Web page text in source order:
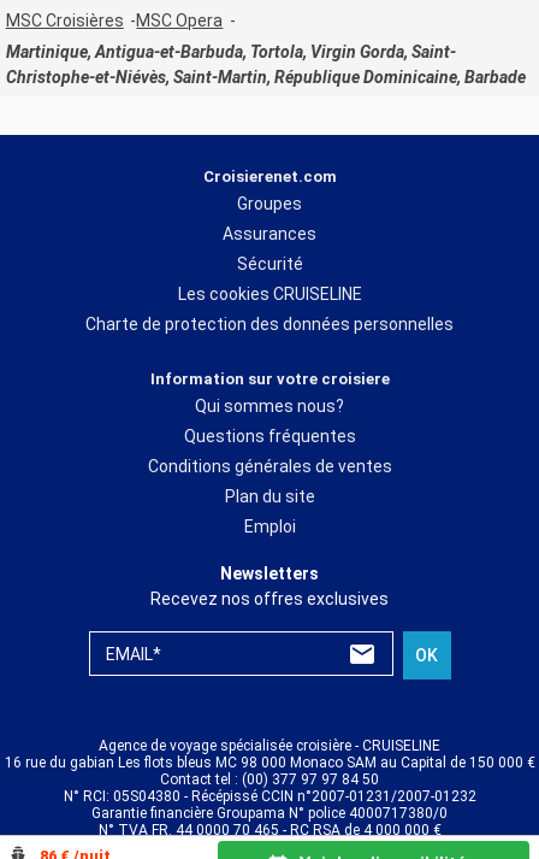
MSC Croisières
MSC Opera
Martinique, Antigua-et-Barbuda, Tortola, Virgin Gorda, Saint-
Christophe-et-Niévès, Saint-Martin, République Dominicaine, Barbade
Croisierenet.com
Groupes
Assurances
Sécurité
Les cookies CRUISELINE
Charte de protection des données personnelles
Information sur votre croisiere
Qui sommes nous?
Questions fréquentes
Conditions générales de ventes
Plan du site
Emploi
Newsletters
Recevez nos offres exclusives
EMAIL* OK
Agence de voyage spécialisée croisière - CRUISELINE
16 rue du gabian Les flots bleus MC 98 000 Monaco SAM au Capital de 150 000 €
Contact tel : (00) 377 97 97 84 50
N° RCI: 05S04380 - Récépissé CCIN n°2007-01231/2007-01232
Garantie financière Groupama N° police 4000717380/0
N° TVA FR. 44 0000 70 465 - RC RSA de 4 000 000 €
© CRUISELINE 2026 - all rights reserved